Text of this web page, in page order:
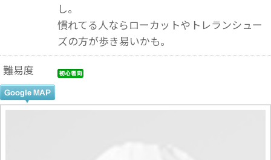
し。
慣れてる人ならローカットやトレランシュー
ズの方が歩き易いかも。
難易度